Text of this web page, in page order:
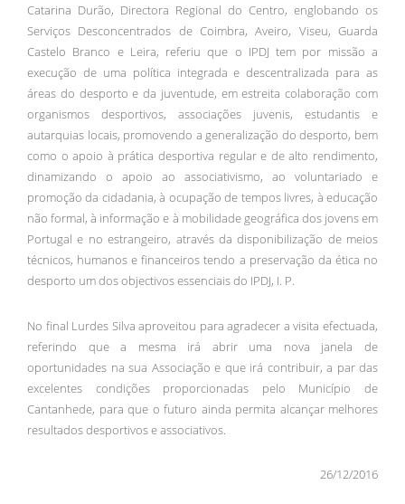
Catarina Durão, Directora Regional do Centro, englobando os
Serviços Desconcentrados de Coimbra, Aveiro, Viseu, Guarda
Castelo Branco e Leira, referiu que o IPDJ tem por missão a
execução de uma política integrada e descentralizada para as
áreas do desporto e da juventude, em estreita colaboração com
organismos desportivos, associações juvenis, estudantis e
autarquias locais, promovendo a generalização do desporto, bem
como o apoio à prática desportiva regular e de alto rendimento,
dinamizando o apoio ao associativismo, ao voluntariado e
promoção da cidadania, à ocupação de tempos livres, à educação
não formal, à informação e à mobilidade geográfica dos jovens em
Portugal e no estrangeiro, através da disponibilização de meios
técnicos, humanos e financeiros tendo a preservação da ética no
desporto um dos objectivos essenciais do IPDJ, I. P.
No final Lurdes Silva aproveitou para agradecer a visita efectuada,
referindo que a mesma irá abrir uma nova janela de
oportunidades na sua Associação e que irá contribuir, a par das
excelentes condições proporcionadas pelo Município de
Cantanhede, para que o futuro ainda permita alcançar melhores
resultados desportivos e associativos.
26/12/2016